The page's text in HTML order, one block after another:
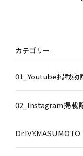
カテゴリー
01_Youtube掲載動
02_Instagram掲載
Dr.IVY.MASUMOTO